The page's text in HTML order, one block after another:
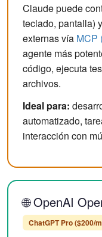
Claude puede
teclado, pantalla)
externas vía MCP
agente más
código, ejecuta
archivos.
Ideal para:
automatizado,
interacción con
🌐 OpenAI
ChatGPT Pro ($200/